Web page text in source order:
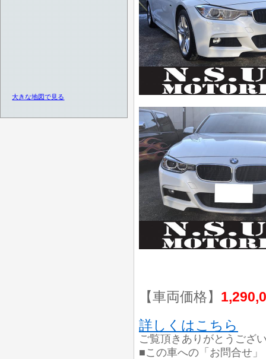
大きな地図で見る
【車両価格】
詳しくはこちら
ご覧頂きありがとうござ
■この車への「お問合せ